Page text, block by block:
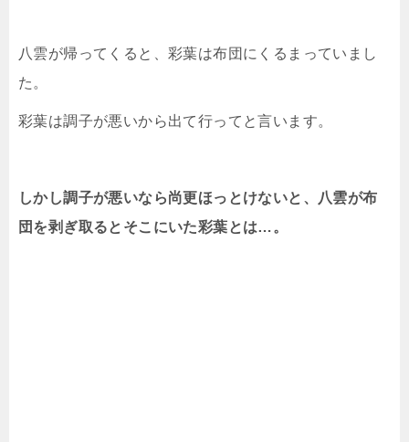
八雲が帰ってくると、彩葉は布団にくるまっていまし
た。
彩葉は調子が悪いから出て行ってと言います。
しかし調子が悪いなら尚更ほっとけないと、八雲が布
団を剥ぎ取るとそこにいた彩葉とは…。